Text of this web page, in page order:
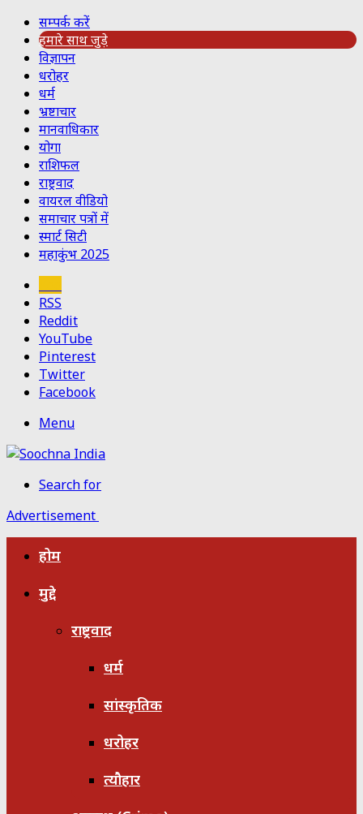
सम्पर्क करें
हमारे साथ जुड़े
विज्ञापन
धरोहर
धर्म
भ्रष्टाचार
मानवाधिकार
योगा
राशिफल
राष्ट्रवाद
वायरल वीडियो
समाचार पत्रों में
स्मार्ट सिटी
महाकुंभ 2025
RSS
Reddit
YouTube
Pinterest
Twitter
Facebook
Menu
Search for
Advertisement
होम
मुद्दे
राष्ट्रवाद
धर्म
सांस्कृतिक
धरोहर
त्यौहार